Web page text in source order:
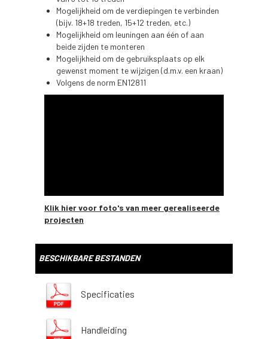
Mogelijkheid om de verdiepingen te verbinden
(bijv. 18+18 treden, 15+12 treden, etc.)
Mogelijkheid om leuningen aan één of aan
beide zijden te monteren
Mogelijkheid om de gebruiksplaats op elk
gewenst moment te wijzigen (d.m.v. een kraan)
Volgens de norm EN12811
Klik hier voor foto's van meer gerealiseerde
projecten
BESCHIKBARE BESTANDEN
Specificaties
Handleiding